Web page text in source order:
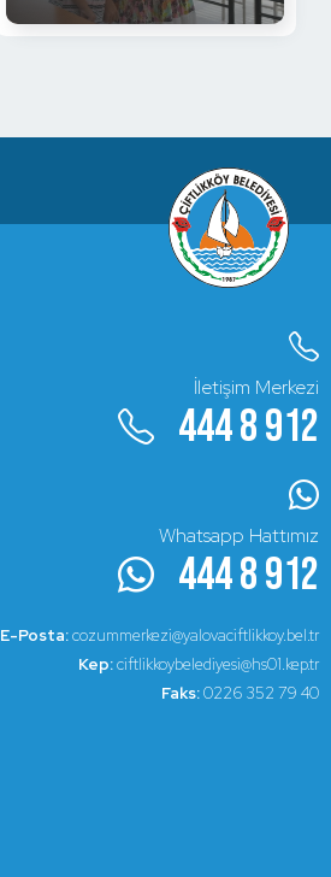
İletişim Merkezi
444 8 912
Whatsapp Hattımız
444 8 912
E-Posta:cozummerkezi@yalovaciftlikkoy.bel.tr
Kep:ciftlikkoybelediyesi@hs01.kep.tr
Faks:0226 352 79 40